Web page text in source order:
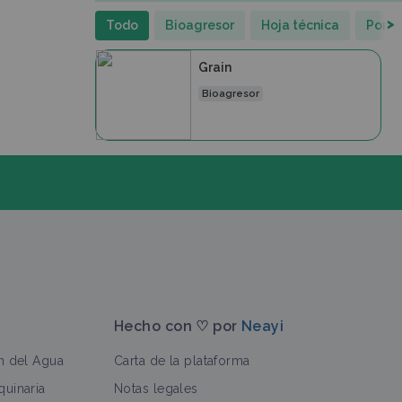
Todo Bioagresor Hoja técnica >
Grain
Bioagresor
del Agua
Hecho con ♡ por Neayi
Carta de la plataforma
Notas legales